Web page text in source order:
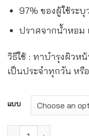
97% ของผู้ใช้ระ
ปราศจากน้ำหอม
วิธีใช้ : ทาบำรุงผิวห
เป็นประจำทุกวัน หรื
แบบ
เซตาฟิล มอยซ์เจอไรซิ่
Alternative: